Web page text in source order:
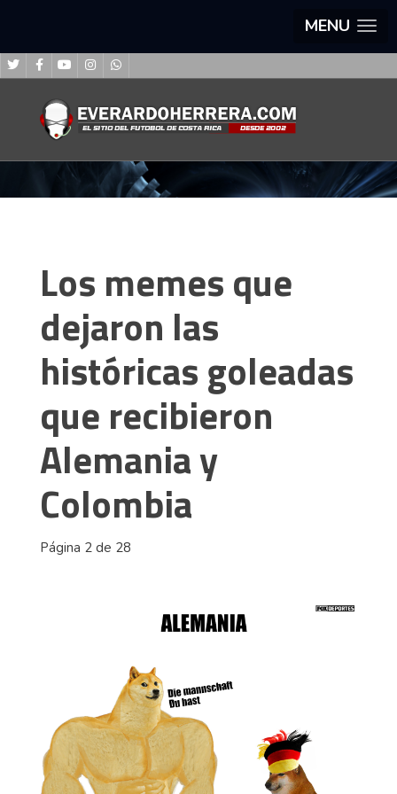
MENU
Los memes que
dejaron las
históricas goleadas
que recibieron
Alemania y
Colombia
Página 2 de 28